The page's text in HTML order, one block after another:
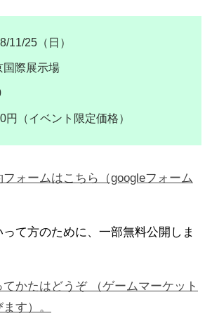
11/25（日）
際展示場
（イベント限定価格）
ォームはこちら（googleフォーム
て方のために、一部無料公開しま
かたはどうぞ （ゲームマーケット
す）。